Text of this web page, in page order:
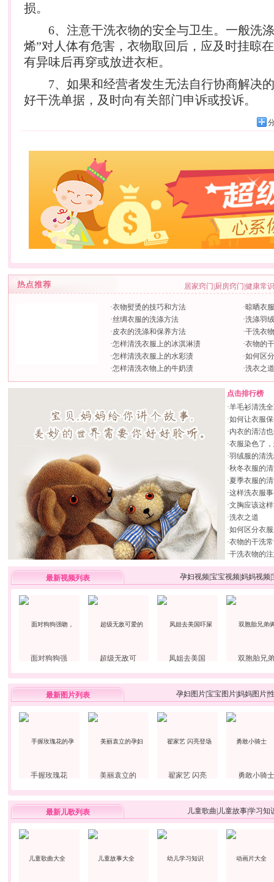
损。
6、注意干洗衣物的安全与卫生。一般洗涤
烯”对人体有危害，衣物取回后，应及时挂晾
有异味后再穿或放进衣柜。
7、如果和经营者发生无法自行协商解决
好干洗单据，及时向有关部门申诉或投诉。
居家窍门 厨房窍门 健康常识
·衣物熨烫的技巧和方法
·丝绸衣服的洗涤方法
·皮衣的洗涤和保养方法
·怎样清洗衣服上的冰淇淋渍
·怎样清洗衣服上的水彩渍
·怎样清洗衣物上的牛奶渍
·晾晒衣
·洗涤羽
·干洗衣
·衣物的
·如何区
·洗衣之道
点击排行榜
·羊毛衫清洗
·如何让衣服
·内衣的清洁
·衣服染色了
·羽绒服的清
·秋冬衣服的
·夏季衣服的
·这样洗衣服
·文胸应该这
·洗衣之道
·如何区分衣
·衣物的干洗
·干洗衣物的
最新视频列表 孕妇视频宝宝视频妈妈视频
面对狗狗强 超级无敌可 凤姐去美国 双胞胎兄弟
最新图片列表 孕妇图片宝宝图片妈妈图片
手握玫瑰花 美丽袁立的 翟家艺 闪亮 勇敢小骑士
最新儿歌列表 儿童歌曲 儿童故事学习知